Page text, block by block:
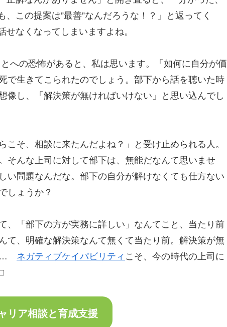
、この提案は”最善”なんだろうな！？」と返ってく
せなくなってしまいますよね。
への恐怖がある と、私は思います。「如何に自分が価
で生きてこられたのでしょう。部下から話を聴いた時
像し、「解決策が無ければいけない」と思い込んでし
そ、相談に来たんだよね？」と受け止められる人。
そんな上司に対して部下は、無能だなんて思いませ
い問題なんだな。部下の自分が解けなくても仕方ない
しょうか？
、「部下の方が実務に詳しい」なんてこと、当たり前
て、明確な解決策なんて無くて当たり前。解決策が無
… ネガティブケイパビリティ こそ、今の時代の上司に
リア相談と育成支援